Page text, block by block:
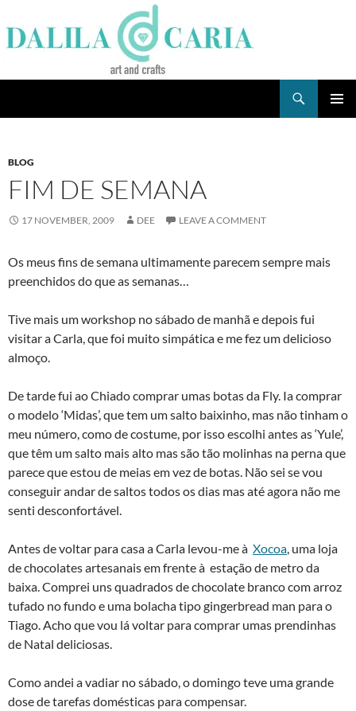
to
content
BLOG
FIM DE SEMANA
17 NOVEMBER, 2009 DEE LEAVE A COMMENT
Os meus fins de semana ultimamente parecem sempre mais
preenchidos do que as semanas…
Tive mais um workshop no sábado de manhã e depois fui
visitar a Carla, que foi muito simpática e me fez um delicioso
almoço.
De tarde fui ao Chiado comprar umas botas da Fly. Ia comprar
o modelo ‘Midas’, que tem um salto baixinho, mas não tinham o
meu número, como de costume, por isso escolhi antes as ‘Yule’,
que têm um salto mais alto mas são tão molinhas na perna que
parece que estou de meias em vez de botas. Não sei se vou
conseguir andar de saltos todos os dias mas até agora não me
senti desconfortável.
Antes de voltar para casa a Carla levou-me à Xocoa, uma loja
de chocolates artesanais em frente à estação de metro da
baixa. Comprei uns quadrados de chocolate branco com arroz
tufado no fundo e uma bolacha tipo gingerbread man para o
Tiago. Acho que vou lá voltar para comprar umas prendinhas
de Natal deliciosas.
Como andei a vadiar no sábado, o domingo teve uma grande
dose de tarefas domésticas para compensar.